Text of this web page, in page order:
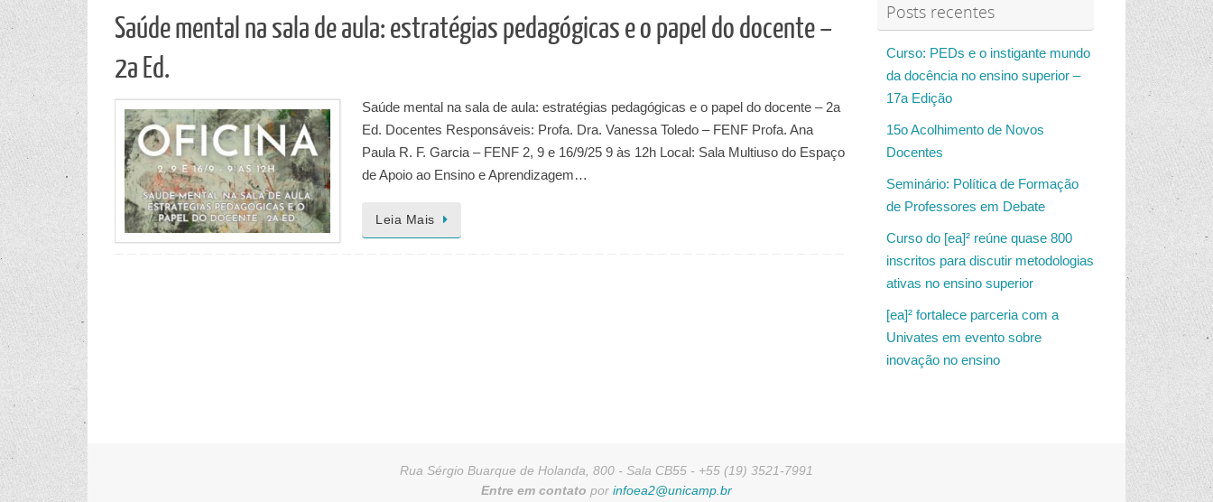
Saúde mental na sala de aula: estratégias pedagógicas e o papel do docente –
2a Ed.
Saúde mental na sala de aula: estratégias pedagógicas e o papel do docente – 2a
Ed. Docentes Responsáveis: Profa. Dra. Vanessa Toledo – FENF Profa. Ana
Paula R. F. Garcia – FENF 2, 9 e 16/9/25 9 às 12h Local: Sala Multiuso do Espaço
de Apoio ao Ensino e Aprendizagem…
Leia Mais
Posts recentes
Curso: PEDs e o instigante mundo
da docência no ensino superior –
17a Edição
15o Acolhimento de Novos
Docentes
Seminário: Política de Formação
de Professores em Debate
Curso do [ea]² reúne quase 800
inscritos para discutir metodologias
ativas no ensino superior
[ea]² fortalece parceria com a
Univates em evento sobre
inovação no ensino
Rua Sérgio Buarque de Holanda, 800 - Sala CB55 - +55 (19) 3521-7991
Entre em contato por infoea2@unicamp.br